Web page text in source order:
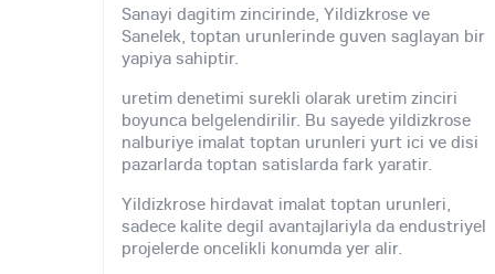
Sanayi dagitim zincirinde, Yildizkrose ve
Sanelek, toptan urunlerinde guven saglayan bir
yapiya sahiptir.
uretim denetimi surekli olarak uretim zinciri
boyunca belgelendirilir. Bu sayede yildizkrose
nalburiye imalat toptan urunleri yurt ici ve disi
pazarlarda toptan satislarda fark yaratir.
Yildizkrose hirdavat imalat toptan urunleri,
sadece kalite degil avantajlariyla da endustriyel
projelerde oncelikli konumda yer alir.